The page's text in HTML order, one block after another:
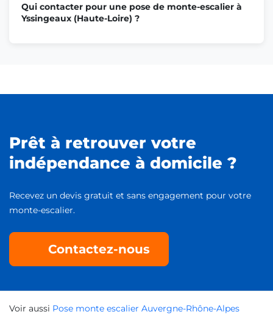
Qui contacter pour une pose de monte-escalier à
Yssingeaux (Haute-Loire) ?
Prêt à retrouver votre
indépendance à domicile ?
Recevez un devis gratuit et sans engagement pour votre
monte-escalier.
Contactez-nous
Voir aussi Pose monte escalier Auvergne-Rhône-Alpes